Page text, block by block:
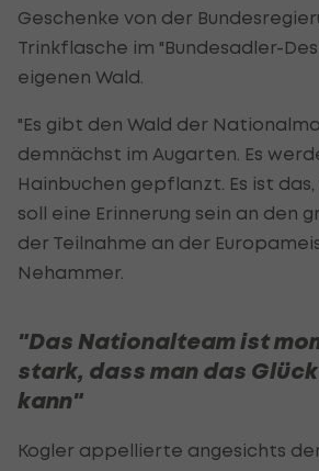
Geschenke von der
Trinkflasche im "Bundesadler-
eigenen Wald.
"Es gibt den Wald der
demnächst im Augarten. Es
Hainbuchen gepflanzt. Es ist
soll eine Erinnerung sein an den
der Teilnahme an der
Nehammer.
"Das Nationalteam ist
stark, dass man das
kann"
Kogler appellierte angesichts